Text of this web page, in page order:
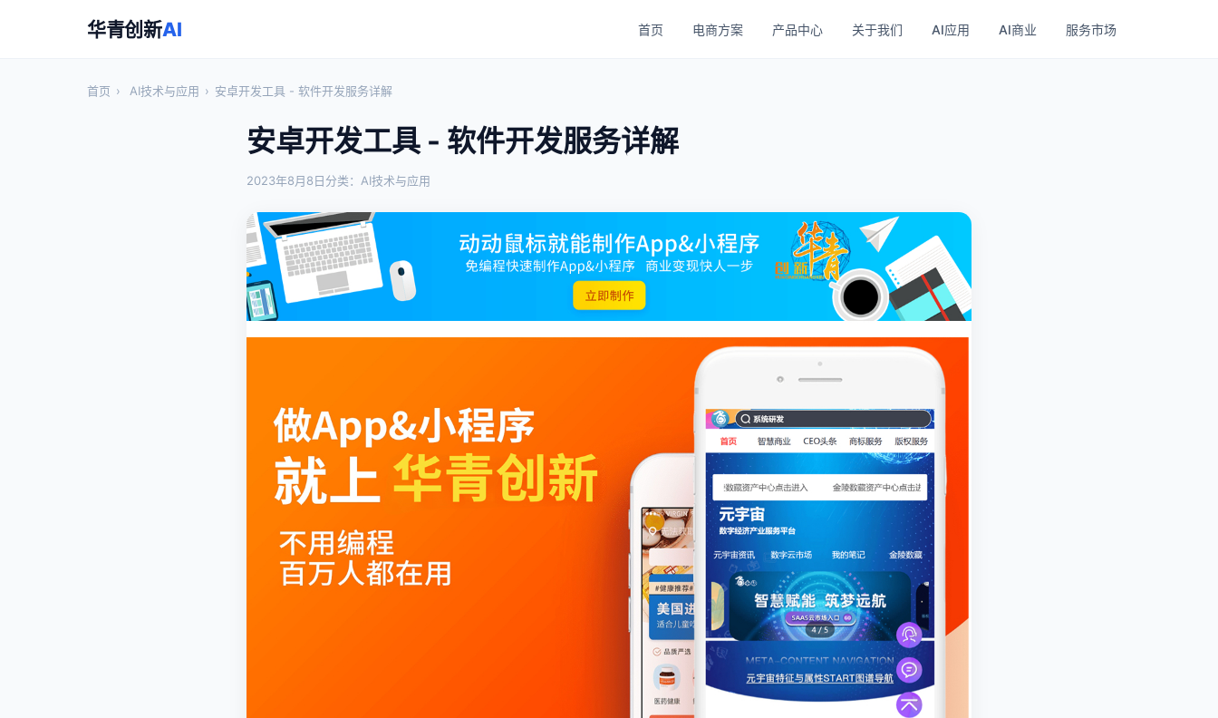
华青创新AI 首页 电商方案 产品中心 关于我们 AI应用 AI商业 服务市场
首页 › AI技术与应用 › 安卓开发工具 - 软件开发服务详解
安卓开发工具 - 软件开发服务详解
2023年8月8日分类：AI技术与应用